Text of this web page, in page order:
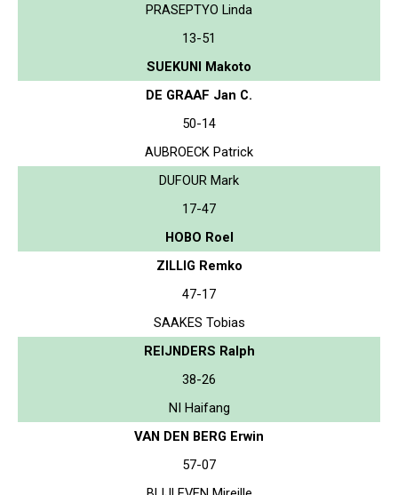
PRASEPTYO Linda
13-51
SUEKUNI Makoto
DE GRAAF Jan C.
50-14
AUBROECK Patrick
DUFOUR Mark
17-47
HOBO Roel
ZILLIG Remko
47-17
SAAKES Tobias
REIJNDERS Ralph
38-26
NI Haifang
VAN DEN BERG Erwin
57-07